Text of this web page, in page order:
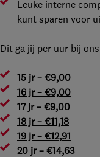
Leuke interne
kunt sparen voor
Dit ga jij per uur bij
15 jr – €9,00
16 jr – €9,00
17 jr – €9,00
18 jr – €11,18
19 jr – €12,91
20 jr – €14,63